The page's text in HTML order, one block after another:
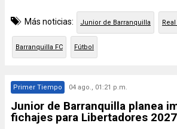
Más noticias: Junior de Barranquilla
Barranquilla FC Fútbol
Primer Tiempo 04 ago., 01:21 p.m.
Junior de Barranquilla planea
fichajes para Libertadores 2027